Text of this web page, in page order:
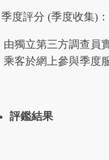
度評分 (季度收集)：
由獨立第三方調查員
乘客於網上參與季度
評鑑結果